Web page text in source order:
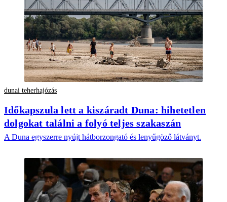
dunai teherhajózás
Időkapszula lett a kiszáradt Duna: hihetetlen
dolgokat találni a folyó teljes szakaszán
A Duna egyszerre nyújt hátborzongató és lenyűgöző látványt.